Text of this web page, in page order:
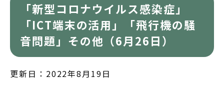
「新型コロナウイルス感染症」
「ICT端末の活用」「飛行機の騒
音問題」その他（6月26日）
更新日：2022年8月19日